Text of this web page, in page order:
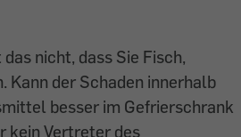
nicht, dass Sie Fisch,
Kann der Schaden innerhalb
besser im Gefrierschrank
kein Vertreter des